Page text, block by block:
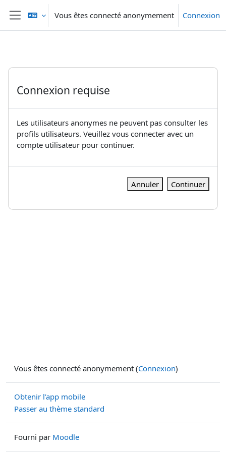
Passer au contenu principal
Panneau latéral
Vous êtes connecté anonymement Connexion
Connexion requise
Les utilisateurs anonymes ne peuvent pas consulter les
profils utilisateurs. Veuillez vous connecter avec un
compte utilisateur pour continuer.
Annuler Continuer
Vous êtes connecté anonymement (Connexion)
Obtenir l’app mobile
Passer au thème standard
Fourni par Moodle